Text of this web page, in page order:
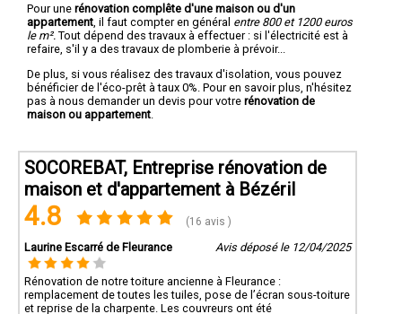
Pour une rénovation complête d'une maison ou d'un
appartement , il faut compter en général entre 800 et 1200 euros
le m². Tout dépend des travaux à effectuer : si l'électricité est à
refaire, s'il y a des travaux de plomberie à prévoir...
De plus, si vous réalisez des travaux d'isolation, vous pouvez
bénéficier de l'éco-prêt à taux 0%. Pour en savoir plus, n'hésitez
pas à nous demander un devis pour votre rénovation de
maison ou appartement
SOCOREBAT, Entreprise rénovation de
maison et d'appartement à Bézéril
4.8 (16 avis )
Laurine Escarré de Fleurance Avis déposé le 12/04/2025
Rénovation de notre toiture ancienne à Fleurance :
remplacement de toutes les tuiles, pose de l’écran sous-toiture
et reprise de la charpente. Les couvreurs ont été